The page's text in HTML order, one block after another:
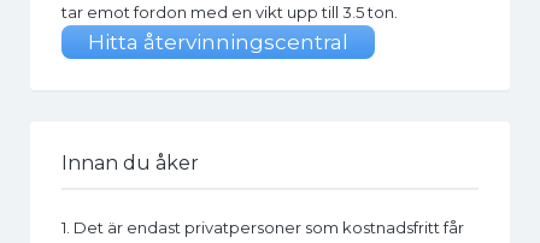
tar emot fordon med en vikt upp till 3.5 ton.
Hitta återvinningscentral
Innan du åker
1. Det är endast privatpersoner som kostnadsfritt får